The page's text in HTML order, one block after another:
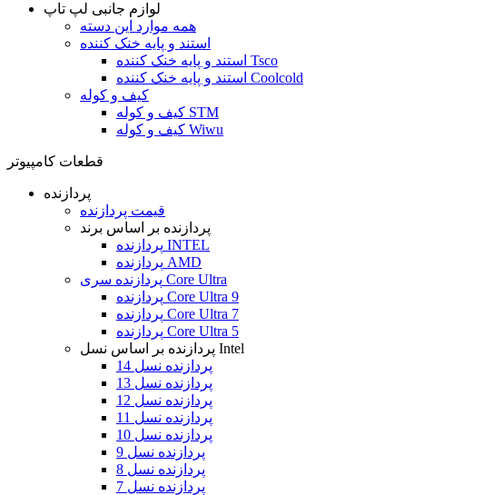
لوازم جانبی لپ تاپ
همه موارد این دسته
استند و پایه خنک کننده
استند و پایه خنک کننده Tsco
استند و پایه خنک کننده Coolcold
کیف و کوله
کیف و کوله STM
کیف و کوله Wiwu
قطعات کامپیوتر
پردازنده
قیمت پردازنده
پردازنده بر اساس برند
پردازنده INTEL
پردازنده AMD
پردازنده سری Core Ultra
پردازنده Core Ultra 9
پردازنده Core Ultra 7
پردازنده Core Ultra 5
پردازنده بر اساس نسل Intel
پردازنده نسل 14
پردازنده نسل 13
پردازنده نسل 12
پردازنده نسل 11
پردازنده نسل 10
پردازنده نسل 9
پردازنده نسل 8
پردازنده نسل 7